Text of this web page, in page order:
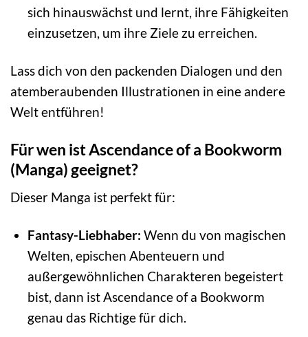
sich hinauswächst und lernt, ihre Fähigkeiten
einzusetzen, um ihre Ziele zu erreichen.
Lass dich von den packenden Dialogen und den
atemberaubenden Illustrationen in eine andere
Welt entführen!
Für wen ist Ascendance of a Bookworm
(Manga) geeignet?
Dieser Manga ist perfekt für:
Fantasy-Liebhaber: Wenn du von magischen
Welten, epischen Abenteuern und
außergewöhnlichen Charakteren begeistert
bist, dann ist Ascendance of a Bookworm
genau das Richtige für dich.